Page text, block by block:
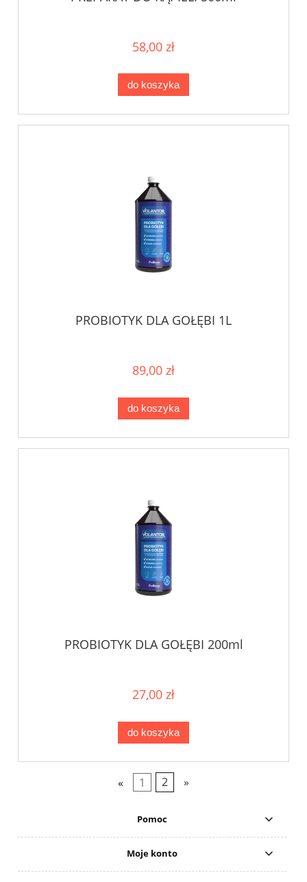
58,00 zł
do koszyka
PROBIOTYK DLA GOŁĘBI 1L
89,00 zł
do koszyka
PROBIOTYK DLA GOŁĘBI 200ml
27,00 zł
do koszyka
« 1 2 »
Pomoc
Moje konto